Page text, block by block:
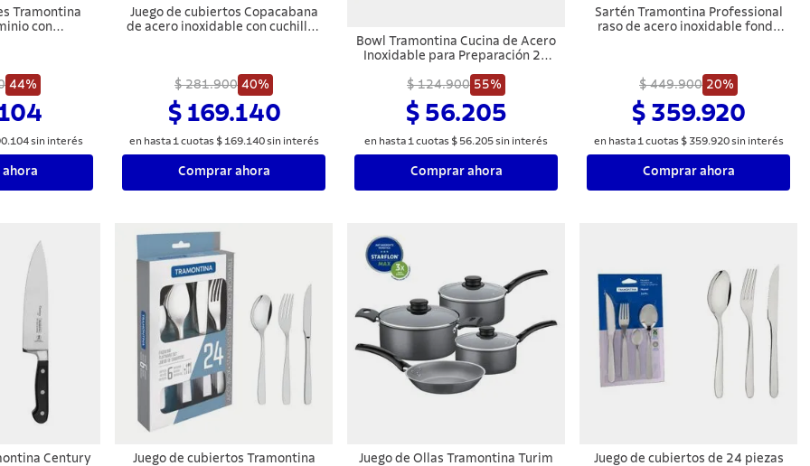
Tramontina
con
44%
.104sin interés
Juego de cubiertos Copacabana
de acero inoxidable con cuchillos
$ 281.900 40%
$ 169.140
en hasta 1 cuotas $ 169.140sin interés
Comprar ahora
Bowl Tramontina Cucina de Acero
Inoxidable para Preparación 24
$ 124.900 55%
$ 56.205
en hasta 1 cuotas $ 56.205sin interés
Comprar ahora
Sartén Tramontina Professional
raso de acero inoxidable fondo
$ 449.900 20%
$ 359.920
en hasta 1 cuotas $ 359.920sin interés
Comprar ahora
Century
Juego de cubiertos Tramontina
Juego de Ollas Tramontina Turim
Juego de cubiertos de 24 piezas